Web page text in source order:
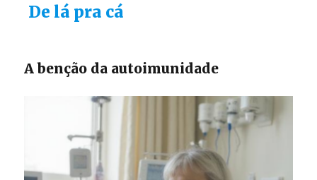
De lá pra cá
A benção da autoimunidade